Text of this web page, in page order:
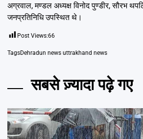
अग्रवाल, मण्डल अध्यक्ष विनोद पुण्डीर, सौरभ
जनप्रतिनिधि उपस्थित थे।
Post Views:66
TagsDehradun news uttrakhand news
सबसे ज़्यादा पढ़े गए